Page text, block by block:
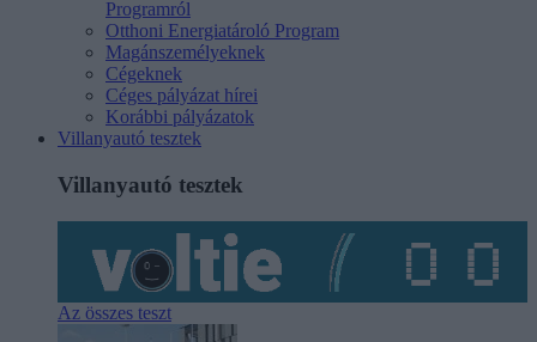
Programról
Otthoni Energiatároló Program
Magánszemélyeknek
Cégeknek
Céges pályázat hírei
Korábbi pályázatok
Villanyautó tesztek
Villanyautó tesztek
Az összes teszt